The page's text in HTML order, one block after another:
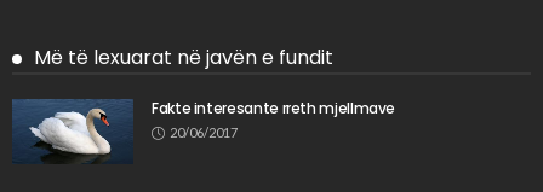
Më të lexuarat në javën e fundit
Fakte interesante rreth mjellmave
20/06/2017